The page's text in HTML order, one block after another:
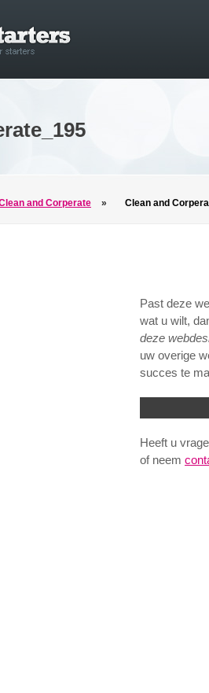
and Corperate » Clean and
Past deze
wat u wilt,
deze
uw overige
succes te
Heeft u
of neem